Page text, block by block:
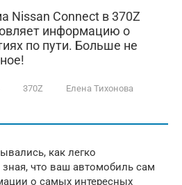
Nissan Connect в 370Z
информацию о
по пути. Больше не
370Z Елена Тихонова
как легко
что ваш автомобиль сам
о самых интересных